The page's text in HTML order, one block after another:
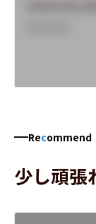
Recommend
少し頑張